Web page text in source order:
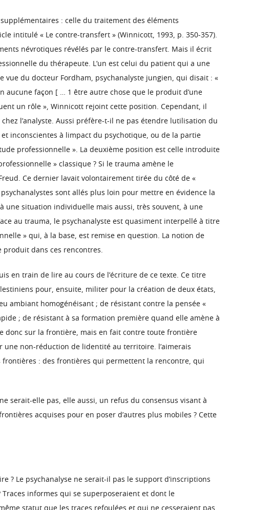
: celle du traitement des éléments
intitulé « Le contre-transfert » (Winnicott, 1993, p. 350-357).
névrotiques révélés par le contre-transfert. Mais il écrit
du thérapeute. L’un est celui du patient qui a une
vue du docteur Fordham, psychanalyste jungien, qui disait : «
aucune façon [ … 1 être autre chose que le produit d’une
un rôle », Winnicott rejoint cette position. Cependant, il
l’analyste. Aussi préfère-t-il ne pas étendre lutilisation du
inconscientes à limpact du psychotique, ou de la partie
professionnelle ». La deuxième position est celle introduite
» classique ? Si le trauma amène le
Ce dernier lavait volontairement tirée du côté de «
sont allés plus loin pour mettre en évidence la
une situation individuelle mais aussi, très souvent, à une
au trauma, le psychanalyste est quasiment interpellé à titre
» qui, à la base, est remise en question. La notion de
dans ces rencontres.
en train de lire au cours de l’écriture de ce texte. Ce titre
pour, ensuite, militer pour la création de deux états,
ambiant homogénéisant ; de résistant contre la pensée «
; de résistant à sa formation première quand elle amène à
donc sur la frontière, mais en fait contre toute frontière
une non-réduction de lidentité au territoire. l’aimerais
: des frontières qui permettent la rencontre, qui
serait-elle pas, elle aussi, un refus du consensus visant à
acquises pour en poser d’autres plus mobiles ? Cette
? Le psychanalyse ne serait-il pas le support d’inscriptions
Traces informes qui se superposeraient et dont le
statut que les traces refoulées et qui ne cesseraient pas